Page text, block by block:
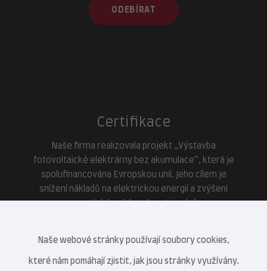
ODEBÍRAT
Certifikace
Naše firma realizovala projekt „Výstavba
fotovoltaické elektrárny bez akumulace“, která je
spolufinancována Evropskou unií. Jeho cílem je
snížení nákladů na elektrickou energii a zvýšení
Naše webové stránky používají soubory cookies,
které nám pomáhají zjistit, jak jsou stránky využívány.